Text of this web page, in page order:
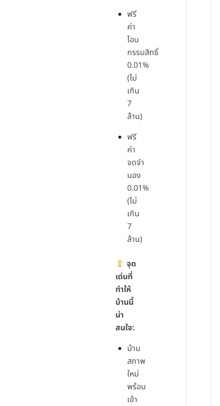
ฟรี
ค่า
โอน
กรรมสิทธิ์
0.01%
(ไม่
เกิน
7
ล้าน)
ฟรี
ค่า
จดจำ
นอง
0.01%
(ไม่
เกิน
7
ล้าน)
จุด
เด่นที่
ทำให้
บ้านนี้
น่า
สนใจ:
บ้าน
สภาพ
ใหม่
พร้อม
เข้า